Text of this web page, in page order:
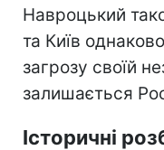
Навроцький
та Київ
загрозу своїй
залишається
Історичні